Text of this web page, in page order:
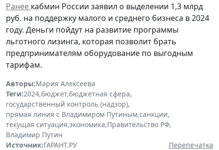
Ранее кабмин России заявил о выделении 1,3 млрд
руб. на поддержку малого и среднего бизнеса в 2024
году. Деньги пойдут на развитие программы
льготного лизинга, которая позволит брать
предпринимателям оборудование по выгодным
тарифам.
Авторы:Мария Алексеева
Теги:2024,бюджет,бюджетная сфера,
государственный контроль (надзор),
прямая линия с Владимиром Путиным,санкции,
текущая ситуация,экономика,Правительство РФ,
Владимир Путин
Источник:ГАРАНТ.РУ
Перепечатка